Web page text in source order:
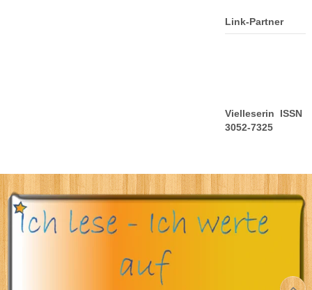
Link-Partner
Vielleserin ISSN
3052-7325